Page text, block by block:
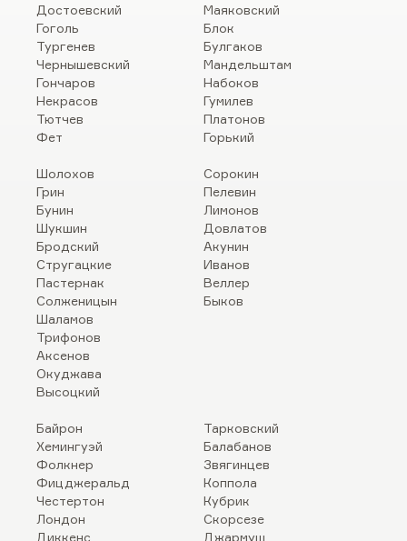
Достоевский
Гоголь
Тургенев
Чернышевский
Гончаров
Некрасов
Тютчев
Фет
Маяковский
Блок
Булгаков
Мандельштам
Набоков
Гумилев
Платонов
Горький
Шолохов
Грин
Бунин
Шукшин
Бродский
Стругацкие
Пастернак
Солженицын
Шаламов
Трифонов
Аксенов
Окуджава
Высоцкий
Сорокин
Пелевин
Лимонов
Довлатов
Акунин
Иванов
Веллер
Быков
Байрон
Хемингуэй
Фолкнер
Фицджеральд
Честертон
Лондон
Диккенс
Тарковский
Балабанов
Звягинцев
Коппола
Кубрик
Скорсезе
Джармуш